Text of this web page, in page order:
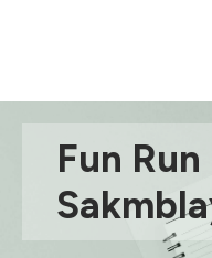
Fun Run